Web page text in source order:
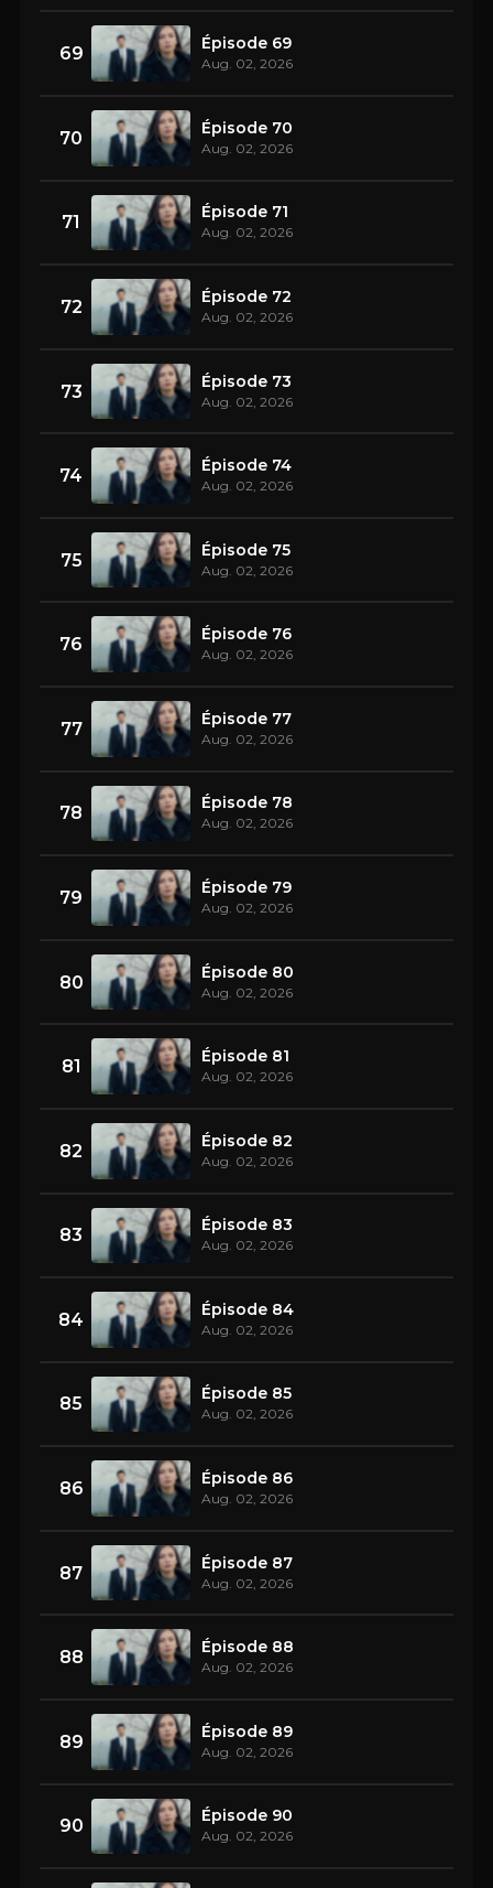
69 Épisode 69
Aug. 02, 2026
70 Épisode 70
Aug. 02, 2026
71 Épisode 71
Aug. 02, 2026
72 Épisode 72
Aug. 02, 2026
73 Épisode 73
Aug. 02, 2026
74 Épisode 74
Aug. 02, 2026
75 Épisode 75
Aug. 02, 2026
76 Épisode 76
Aug. 02, 2026
77 Épisode 77
Aug. 02, 2026
78 Épisode 78
Aug. 02, 2026
79 Épisode 79
Aug. 02, 2026
80 Épisode 80
Aug. 02, 2026
81 Épisode 81
Aug. 02, 2026
82 Épisode 82
Aug. 02, 2026
83 Épisode 83
Aug. 02, 2026
84 Épisode 84
Aug. 02, 2026
85 Épisode 85
Aug. 02, 2026
86 Épisode 86
Aug. 02, 2026
87 Épisode 87
Aug. 02, 2026
88 Épisode 88
Aug. 02, 2026
89 Épisode 89
Aug. 02, 2026
90 Épisode 90
Aug. 02, 2026